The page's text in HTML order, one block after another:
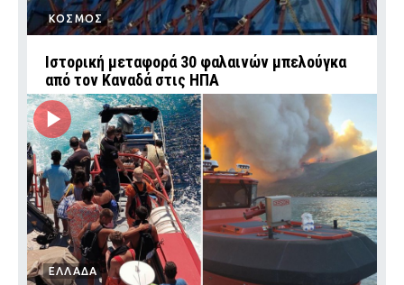
ΚΟΣΜΟΣ
Ιστορική μεταφορά 30 φαλαινών μπελούγκα
από τον Καναδά στις ΗΠΑ
ΕΛΛΑΔΑ